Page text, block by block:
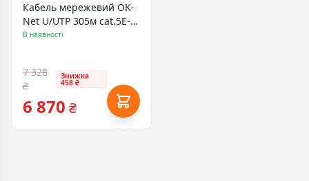
Кабель мережевий OK-
Net U/UTP 305м cat.5E-
SL patch AWG26 (КГПВ-
В наявності
7 328
₴
Знижка
458 ₴
6 870 ₴